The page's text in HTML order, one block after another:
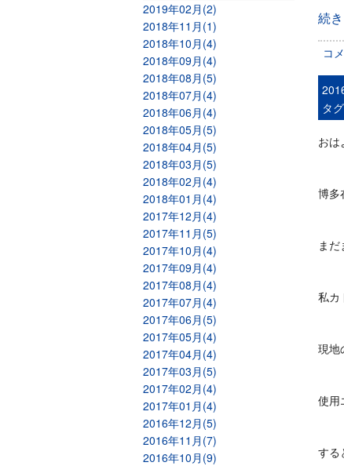
2019年02月(2)
2018年11月(1)
2018年10月(4)
2018年09月(4)
2018年08月(5)
2018年07月(4)
2018年06月(4)
2018年05月(5)
2018年04月(5)
2018年03月(5)
2018年02月(4)
2018年01月(4)
2017年12月(4)
2017年11月(5)
2017年10月(4)
2017年09月(4)
2017年08月(4)
2017年07月(4)
2017年06月(5)
2017年05月(4)
2017年04月(4)
2017年03月(5)
2017年02月(4)
2017年01月(4)
2016年12月(5)
2016年11月(7)
2016年10月(9)
続
コ
タグ
おは
博多
まだ
私カ
現地
使用
する